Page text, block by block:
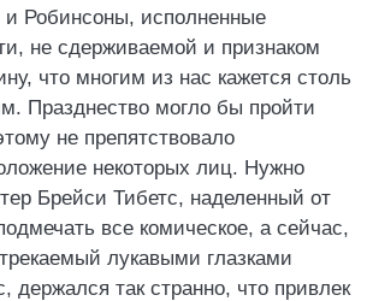
Робинсоны, исполненные
не сдерживаемой и признаком
что многим из нас кажется столь
Празднество могло бы пройти
не препятствовало
некоторых лиц. Нужно
Брейси Тибетс, наделенный от
все комическое, а сейчас,
лукавыми глазками
так странно, что привлек